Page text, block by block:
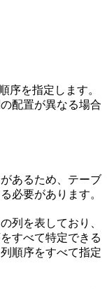
序を指定します。
配置が異なる場合
あるため、テーブ
必要があります。
列を表しており、
すべて特定できる
順序をすべて指定